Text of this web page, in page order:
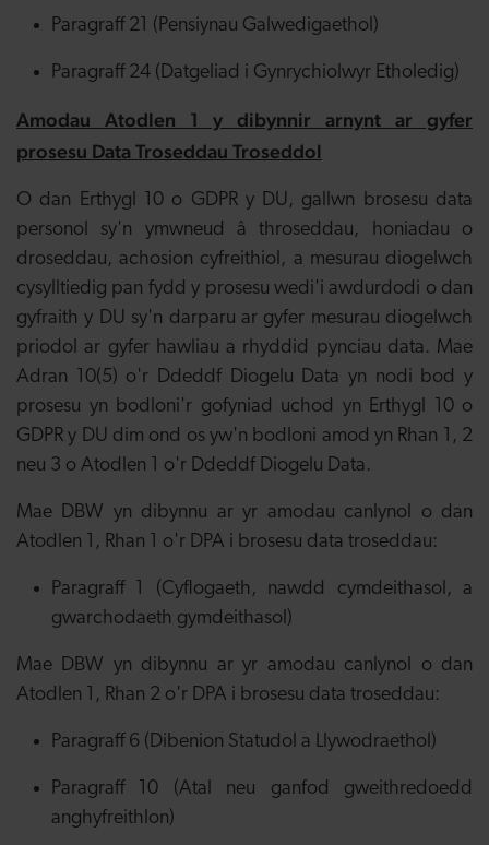
Paragraff 21 (Pensiynau Galwedigaethol)
Paragraff 24 (Datgeliad i Gynrychiolwyr Etholedig)
Amodau Atodlen 1 y dibynnir arnynt ar gyfer
prosesu Data Troseddau Troseddol
O dan Erthygl 10 o GDPR y DU, gallwn brosesu data
personol sy'n ymwneud â throseddau, honiadau o
droseddau, achosion cyfreithiol, a mesurau diogelwch
cysylltiedig pan fydd y prosesu wedi'i awdurdodi o dan
gyfraith y DU sy'n darparu ar gyfer mesurau diogelwch
priodol ar gyfer hawliau a rhyddid pynciau data. Mae
Adran 10(5) o'r Ddeddf Diogelu Data yn nodi bod y
prosesu yn bodloni'r gofyniad uchod yn Erthygl 10 o
GDPR y DU dim ond os yw'n bodloni amod yn Rhan 1, 2
neu 3 o Atodlen 1 o'r Ddeddf Diogelu Data.
Mae DBW yn dibynnu ar yr amodau canlynol o dan
Atodlen 1, Rhan 1 o'r DPA i brosesu data troseddau:
Paragraff 1 (Cyflogaeth, nawdd cymdeithasol, a
gwarchodaeth gymdeithasol)
Mae DBW yn dibynnu ar yr amodau canlynol o dan
Atodlen 1, Rhan 2 o'r DPA i brosesu data troseddau:
Paragraff 6 (Dibenion Statudol a Llywodraethol)
Paragraff 10 (Atal neu ganfod gweithredoedd
anghyfreithlon)